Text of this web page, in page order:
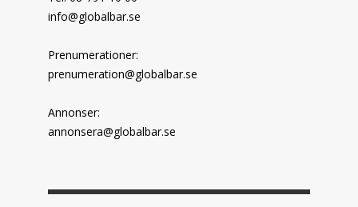
info@globalbar.se
Prenumerationer:
prenumeration@globalbar.se
Annonser:
annonsera@globalbar.se